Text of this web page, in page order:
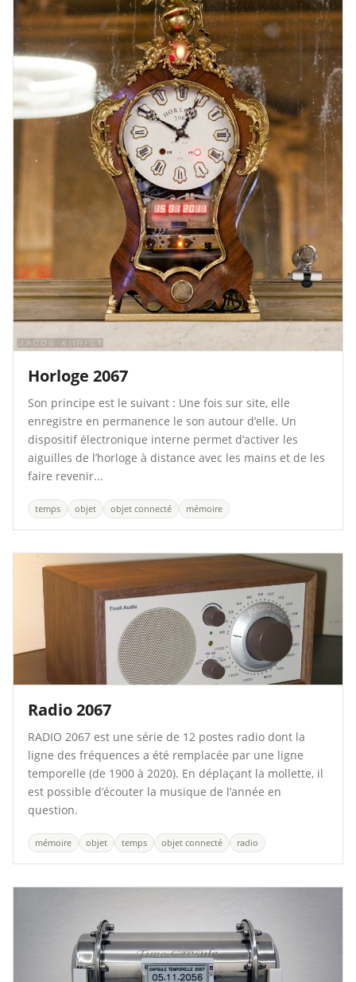
Horloge 2067
Son principe est le suivant : Une fois sur site, elle
enregistre en permanence le son autour d’elle. Un
dispositif électronique interne permet d’activer les
aiguilles de l’horloge à distance avec les mains et de les
faire revenir...
temps objet objet connecté mémoire
Radio 2067
RADIO 2067 est une série de 12 postes radio dont la
ligne des fréquences a été remplacée par une ligne
temporelle (de 1900 à 2020). En déplaçant la mollette, il
est possible d’écouter la musique de l’année en
question.
mémoire objet temps objet connecté radio